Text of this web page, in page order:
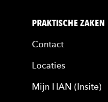
PRAKTISCHE ZAKEN
Contact
Locaties
Mijn HAN (Insite)